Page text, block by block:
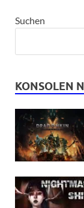
Suchen
KONSOLEN